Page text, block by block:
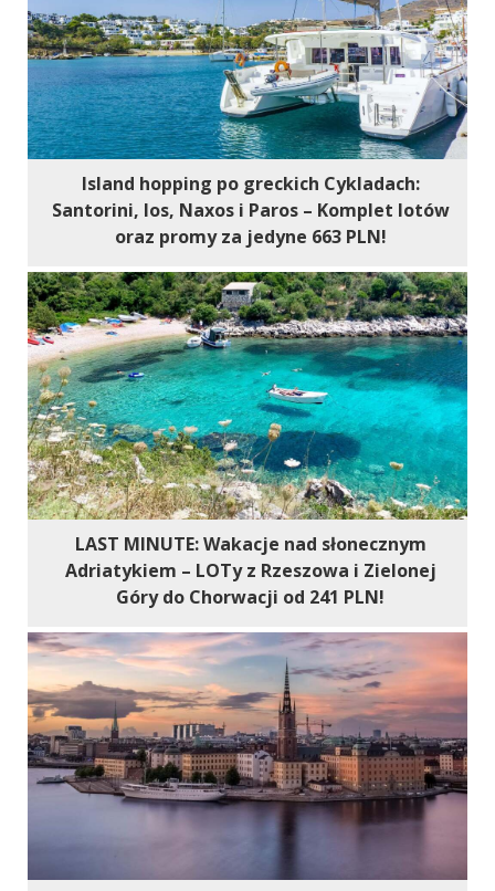
Island hopping po greckich Cykladach:
Santorini, Ios, Naxos i Paros – Komplet lotów
oraz promy za jedyne 663 PLN!
LAST MINUTE: Wakacje nad słonecznym
Adriatykiem – LOTy z Rzeszowa i Zielonej
Góry do Chorwacji od 241 PLN!